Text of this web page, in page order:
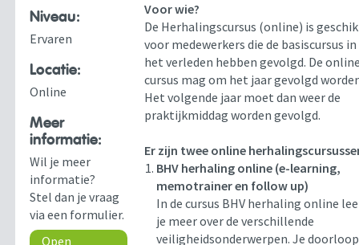
Niveau:
Ervaren
Locatie:
Online
Meer
informatie:
Wil je meer
informatie?
Stel dan je vraag
via een formulier.
Open
Voor wie?
De Herhalingscursus (online) is
voor medewerkers die de basiscursus in
het verleden hebben gevolgd. De
cursus mag om het jaar gevolgd
Het volgende jaar moet dan weer de
praktijkmiddag worden gevolgd.
Er zijn twee online
BHV herhaling online (e-learning,
memotrainer en follow up)
In de cursus BHV herhaling online
je meer over de verschillende
veiligheidsonderwerpen. Je